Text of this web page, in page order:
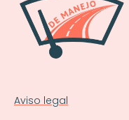
Aviso legal